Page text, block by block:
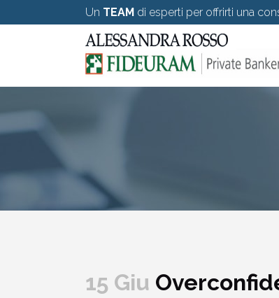
Un TEAM di esperti per offrirti una
15 Giu